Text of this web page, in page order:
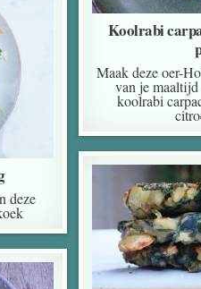
Koolrabi
Maak deze oer-
van je
koolrabi
deze